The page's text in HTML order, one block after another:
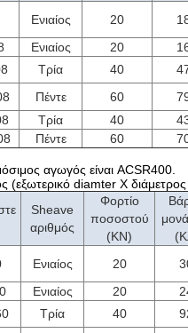
Ενιαίος 20
Ενιαίος 20
Τρία 40
Πέντε 60
Τρία 40
Πέντε 60
αγωγός είναι ACSR400.
(εξωτερικό diamter Χ
Sheave
αριθμός
Φορτίο
ποσοστού
(KN)
Ενιαίος 20
Ενιαίος 20
Τρία 40